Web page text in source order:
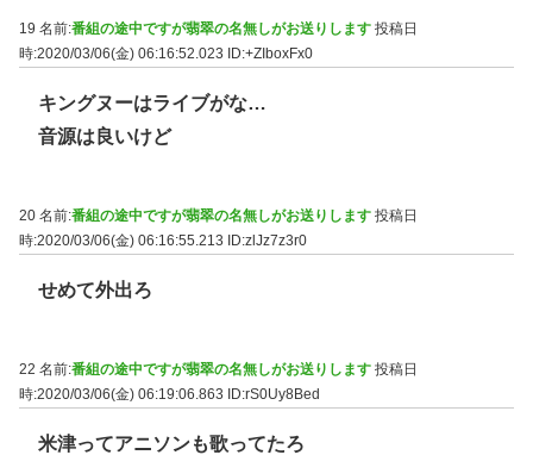
19 名前:番組の途中ですが翡翠の名無しがお送りします 投稿日
時:2020/03/06(金) 06:16:52.023
ID:+ZIboxFx0
キングヌーはライブがな…
音源は良いけど
20 名前:番組の途中ですが翡翠の名無しがお送りします 投稿日
時:2020/03/06(金) 06:16:55.213
ID:zlJz7z3r0
せめて外出ろ
22 名前:番組の途中ですが翡翠の名無しがお送りします 投稿日
時:2020/03/06(金) 06:19:06.863 ID:rS0Uy8Bed
米津ってアニソンも歌ってたろ